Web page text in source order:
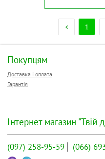
1
Покупцям
Доставка і оплата
Гарантія
Інтернет магазин "Твій
(097) 258-95-59 (066)